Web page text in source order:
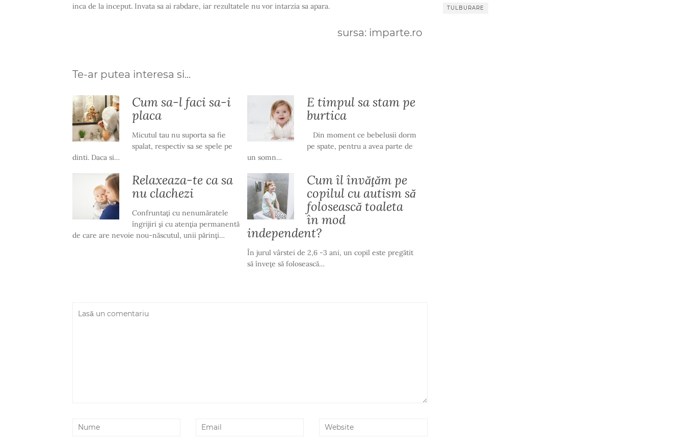
inca de la inceput. Invata sa ai rabdare, iar rezultatele nu vor intarzia sa apara.
sursa: imparte.ro
Te-ar putea interesa si...
Cum sa-l faci sa-i
placa
Micutul tau nu suporta sa fie
spalat, respectiv sa se spele pe
dinti. Daca si…
E timpul sa stam pe
burtica
Din moment ce bebelusii dorm
pe spate, pentru a avea parte de
un somn…
Relaxeaza-te ca sa
nu clachezi
Confruntaţi cu nenumăratele
îngrijiri şi cu atenţia permanentă
de care are nevoie nou-născutul, unii părinţi…
Cum îl învăţăm pe
copilul cu autism să
folosească toaleta
în mod
independent?
În jurul vârstei de 2,6 -3 ani, un copil este pregătit
să înveţe să folosească…
TULBURARE